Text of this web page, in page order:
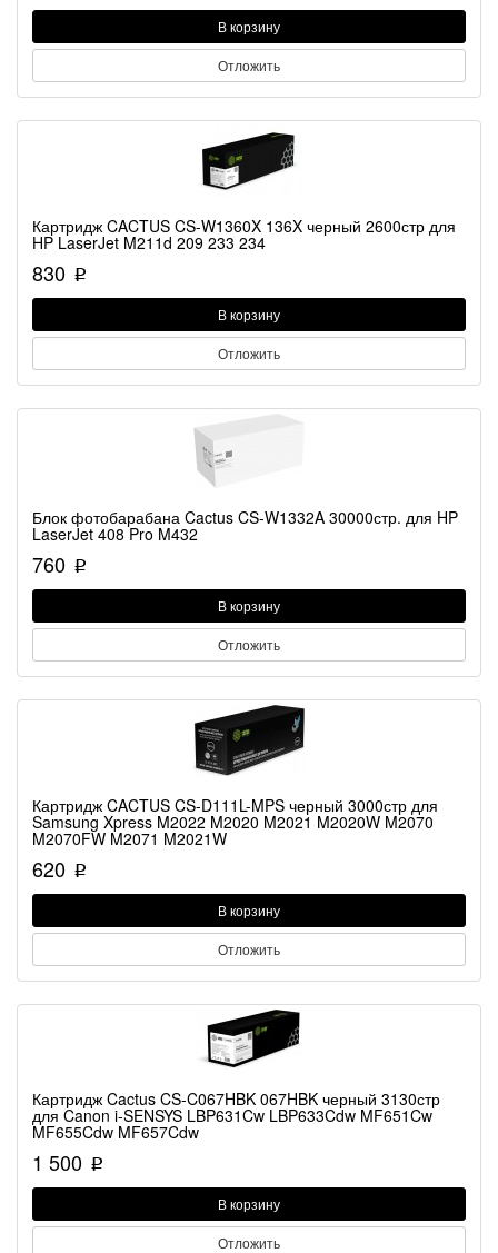
В корзину
Отложить
Картридж CACTUS CS-W1360X 136X черный 2600стр для
HP LaserJet M211d 209 233 234
830 p
В корзину
Отложить
Блок фотобарабана Cactus CS-W1332A 30000стр. для HP
LaserJet 408 Pro M432
760 p
В корзину
Отложить
Картридж CACTUS CS-D111L-MPS черный 3000стр для
Samsung Xpress M2022 M2020 M2021 M2020W M2070
M2070FW M2071 M2021W
620 p
В корзину
Отложить
Картридж Cactus CS-C067HBK 067HBK черный 3130стр
для Canon i-SENSYS LBP631Cw LBP633Cdw MF651Cw
MF655Cdw MF657Cdw
1 500 p
В корзину
Отложить